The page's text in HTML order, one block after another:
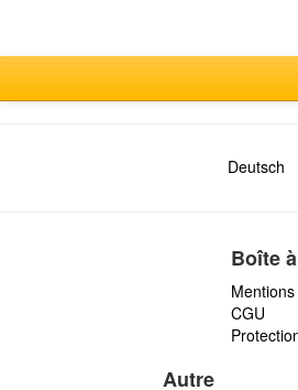
Deutsch
Boîte
CGU
Autre